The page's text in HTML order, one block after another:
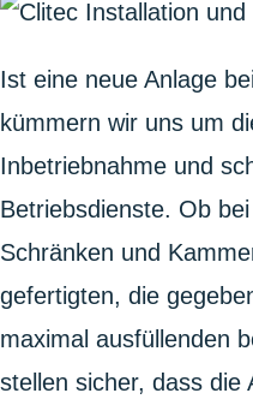
Ist eine neue Anlage
kümmern wir uns um
Inbetriebnahme und
Betriebsdienste. Ob
Schränken und
gefertigten, die
maximal ausfüllenden
stellen sicher, dass die